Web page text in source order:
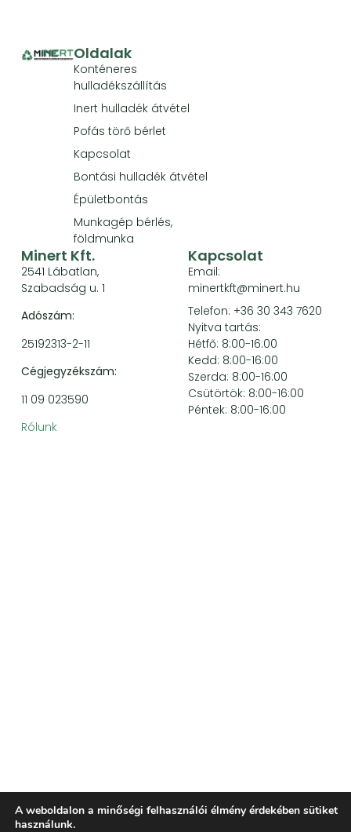
Oldalak
Konténeres
hulladékszállítás
Inert hulladék átvétel
Pofás törő bérlet
Kapcsolat
Bontási hulladék átvétel
Épületbontás
Munkagép bérlés,
földmunka
Minert Kft.
2541 Lábatlan,
Szabadság u. 1
Adószám:
25192313-2-11
Cégjegyzékszám:
11 09 023590
Rólunk
Kapcsolat
Email:
minertkft@minert.hu
Telefon: +36 30 343 7620
Nyitva tartás:
Hétfő: 8:00-16:00
Kedd: 8:00-16:00
Szerda: 8:00-16:00
Csütörtök: 8:00-16:00
Péntek: 8:00-16:00
A weboldalon a minőségi felhasználói élmény érdekében sütiket
használunk.